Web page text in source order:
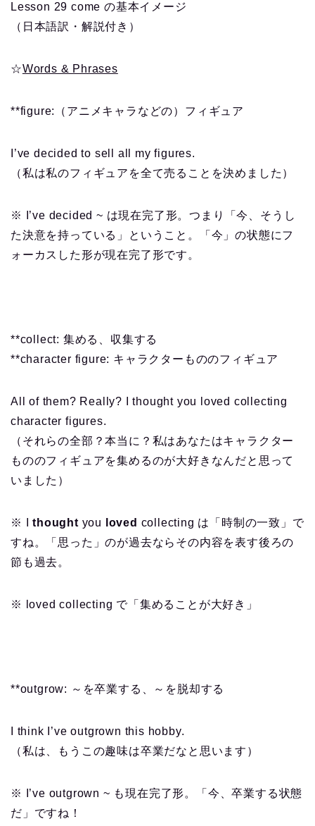
Lesson 29 come の基本イメージ
（日本語訳・解説付き）
☆Words & Phrases
**figure:（アニメキャラなどの）フィギュア
I’ve decided to sell all my figures.
（私は私のフィギュアを全て売ることを決めました）
※ I’ve decided ~ は現在完了形。つまり「今、そうし
た決意を持っている」ということ。「今」の状態にフ
ォーカスした形が現在完了形です。
**collect: 集める、収集する
**character figure: キャラクターもののフィギュア
All of them? Really? I thought you loved collecting
character figures.
（それらの全部？本当に？私はあなたはキャラクター
もののフィギュアを集めるのが大好きなんだと思って
いました）
※ Ithought you loved collecting は「時制の一致」で
すね。「思った」のが過去ならその内容を表す後ろの
節も過去。
※ loved collecting で「集めることが大好き」
**outgrow: ～を卒業する、～を脱却する
I think I’ve outgrown this hobby.
（私は、もうこの趣味は卒業だなと思います）
※ I’ve outgrown ~ も現在完了形。「今、卒業する状態
だ」ですね！